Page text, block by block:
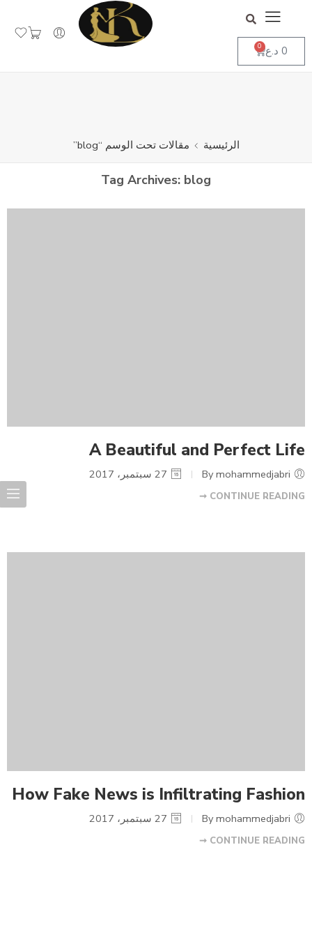
جاهز لاستقبال طلباتكم
0 د.ع 0
الرئيسية مقالات تحت الوسم “blog”
Tag Archives: blog
A Beautiful and Perfect Life
CONTINUE READING ➞
How Fake News is Infiltrating Fashion
CONTINUE READING ➞